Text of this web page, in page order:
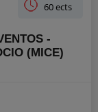
60 ects
-
(MICE)